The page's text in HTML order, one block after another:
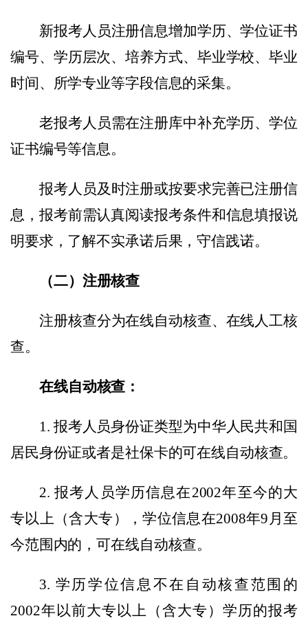
新报考人员注册信息增加学历、学位证书
编号、学历层次、培养方式、毕业学校、毕业
时间、所学专业等字段信息的采集。
老报考人员需在注册库中补充学历、学位
证书编号等信息。
报考人员及时注册或按要求完善已注册信
息，报考前需认真阅读报考条件和信息填报说
明要求，了解不实承诺后果，守信践诺。
（二）注册核查
注册核查分为在线自动核查、在线人工核
查。
在线自动核查：
1. 报考人员身份证类型为中华人民共和国
居民身份证或者是社保卡的可在线自动核查。
2. 报考人员学历信息在2002年至今的大
专以上（含大专），学位信息在2008年9月至
今范围内的，可在线自动核查。
3. 学历学位信息不在自动核查范围的
2002年以前大专以上（含大专）学历的报考